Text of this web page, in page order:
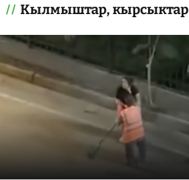
Кылмыштар, кырсыктар